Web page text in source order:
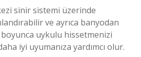
sinir sistemi üzerinde
ve ayrıca banyodan
uykulu hissetmenizi
iyi uyumanıza yardımcı olur.